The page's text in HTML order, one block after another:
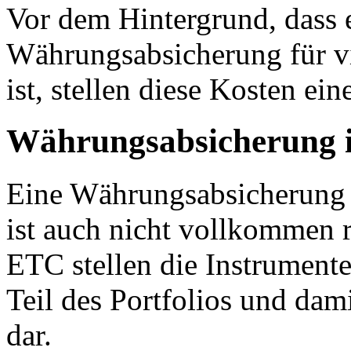
Vor dem Hintergrund, dass
Währungsabsicherung für
ist, stellen diese Kosten
Eine
ist auch nicht vollkommen
ETC stellen die
Teil des Portfolios und
dar.